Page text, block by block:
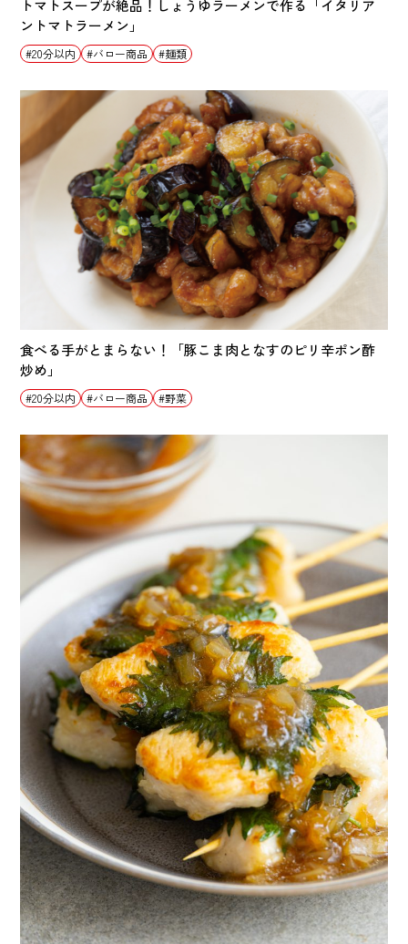
トマトスープが絶品！しょうゆラーメンで作る「イタリア
ントマトラーメン」
20分以内 バロー商品 麺類
食べる手がとまらない！「豚こま肉となすのピリ辛ポン酢
炒め」
20分以内 バロー商品 野菜